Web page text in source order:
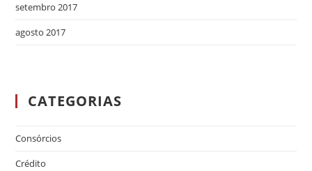
setembro 2017
agosto 2017
CATEGORIAS
Consórcios
Crédito